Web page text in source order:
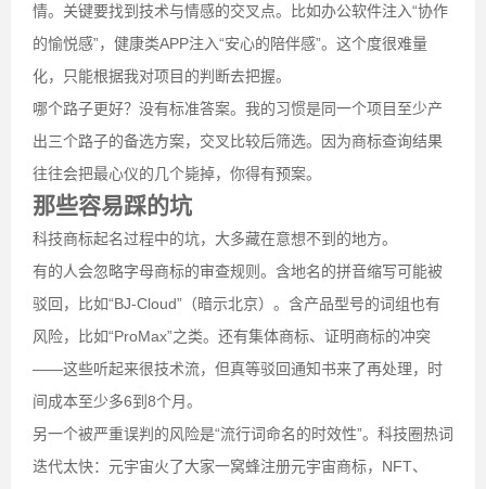
情。关键要找到技术与情感的交叉点。比如办公软件注入“协作
的愉悦感”，健康类APP注入“安心的陪伴感”。这个度很难量
化，只能根据我对项目的判断去把握。
哪个路子更好？没有标准答案。我的习惯是同一个项目至少产
出三个路子的备选方案，交叉比较后筛选。因为商标查询结果
往往会把最心仪的几个毙掉，你得有预案。
那些容易踩的坑
科技商标起名过程中的坑，大多藏在意想不到的地方。
有的人会忽略字母商标的审查规则。含地名的拼音缩写可能被
驳回，比如“BJ-Cloud”（暗示北京）。含产品型号的词组也有
风险，比如“ProMax”之类。还有集体商标、证明商标的冲突
——这些听起来很技术流，但真等驳回通知书来了再处理，时
间成本至少多6到8个月。
另一个被严重误判的风险是“流行词命名的时效性”。科技圈热词
迭代太快：元宇宙火了大家一窝蜂注册元宇宙商标，NFT、